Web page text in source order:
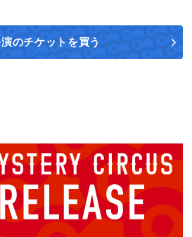
のチケットを買う